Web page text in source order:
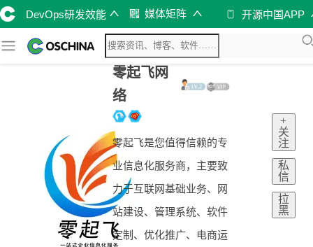
DevOps研发效能 媒体矩阵 开源中国APP
零起飞网
络
零起飞是您值得信赖的专
业信息化服务商，主要致
力于互联网基础业务、网
站建设、管理系统、软件
定制、优化推广、电商运
+
关
注
私
信
拉
黑